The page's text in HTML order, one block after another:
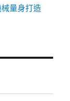
量身打造